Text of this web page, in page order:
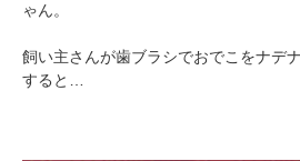
ゃん。
飼い主さんが歯ブラシでおでこをナデ
すると…